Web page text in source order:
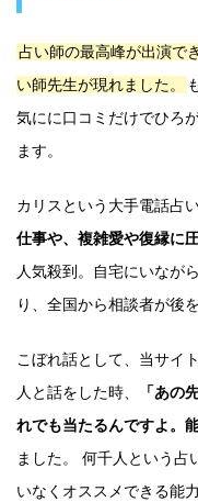
占い師の最高峰が出演で
い師先生が現れました。
気にに口コミだけでひろ
ます。
カリスという大手電話占
仕事や、複雑愛や復縁に
人気殺到。自宅にいなが
り、全国から相談者が後
こぼれ話として、当サイ
人と話をした時、
「あの
れでも当たるんですよ。
ました。 何千人という占
いなくオススメできる能力